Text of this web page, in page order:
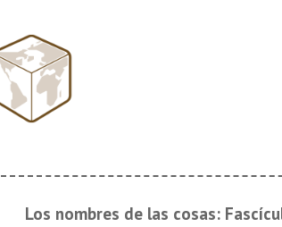
Los nombres de las cosas: